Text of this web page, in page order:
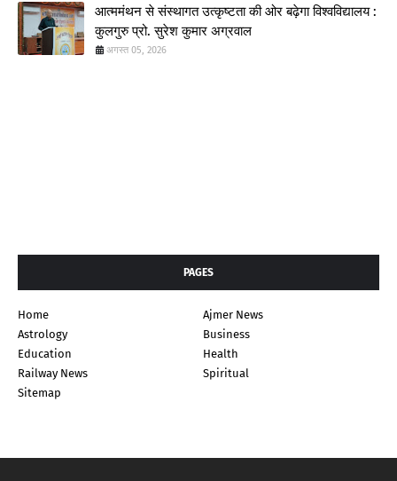
आत्ममंथन से संस्थागत उत्कृष्टता की ओर बढ़ेगा विश्वविद्यालय :
कुलगुरु प्रो. सुरेश कुमार अग्रवाल
अगस्त 05, 2026
PAGES
Home
Ajmer News
Astrology
Business
Education
Health
Railway News
Spiritual
Sitemap